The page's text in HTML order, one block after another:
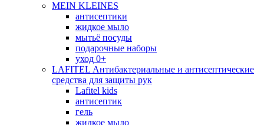
MEIN KLEINES
антисептики
жидкое мыло
мытьё посуды
подарочные наборы
уход 0+
LAFITEL Антибактериальные и антисептические
средства для защиты рук
Lafitel kids
антисептик
гель
жидкое мыло